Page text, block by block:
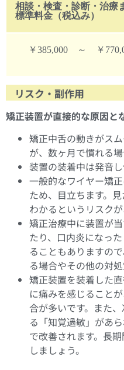
相談・検査・診断・治療
標準料金（税込み）
￥385,000 ～ ￥
リスク・副作用
矯正装置が直接的な原因と
矯正中舌の動きがス
が、数ヶ月で慣れる場
装置の装着中は発音し
一般的なワイヤー矯
ため、目立ちます。
わかるというリスクが
矯正治療中に装置が
たり、口内炎になっ
ることもありますの
る場合やその他の対
矯正装置を装着した
に痛みを感じること
合が多いです。また
る「知覚過敏」があ
で改善されます。長
しましょう。